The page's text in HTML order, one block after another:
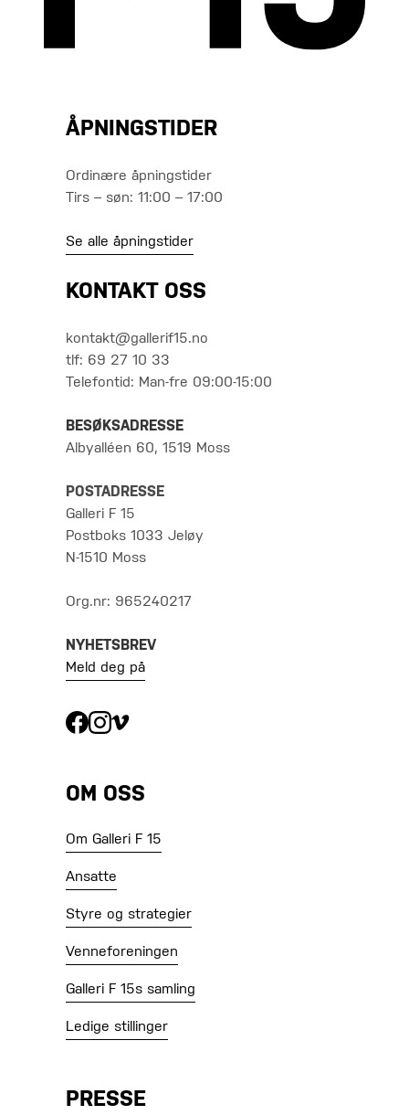
ÅPNINGSTIDER
Ordinære åpningstider
Tirs – søn: 11:00 – 17:00
Se alle åpningstider
KONTAKT OSS
kontakt@gallerif15.no
tlf: 69 27 10 33
Telefontid: Man-fre 09:00-15:00
BESØKSADRESSE
Albyalléen 60, 1519 Moss
POSTADRESSE
Galleri F 15
Postboks 1033 Jeløy
N-1510 Moss
Org.nr: 965240217
NYHETSBREV
Meld deg på
OM OSS
Om Galleri F 15
Ansatte
Styre og strategier
Venneforeningen
Galleri F 15s samling
Ledige stillinger
PRESSE